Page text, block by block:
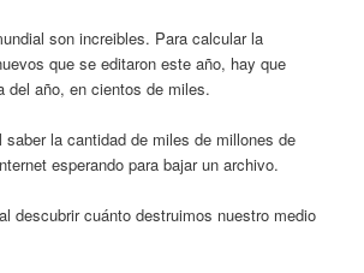
son increibles. Para calcular la
que se editaron este año, hay que
del año, en cientos de miles.
saber la cantidad de miles de millones de
esperando para bajar un archivo.
descubrir cuánto destruimos nuestro medio